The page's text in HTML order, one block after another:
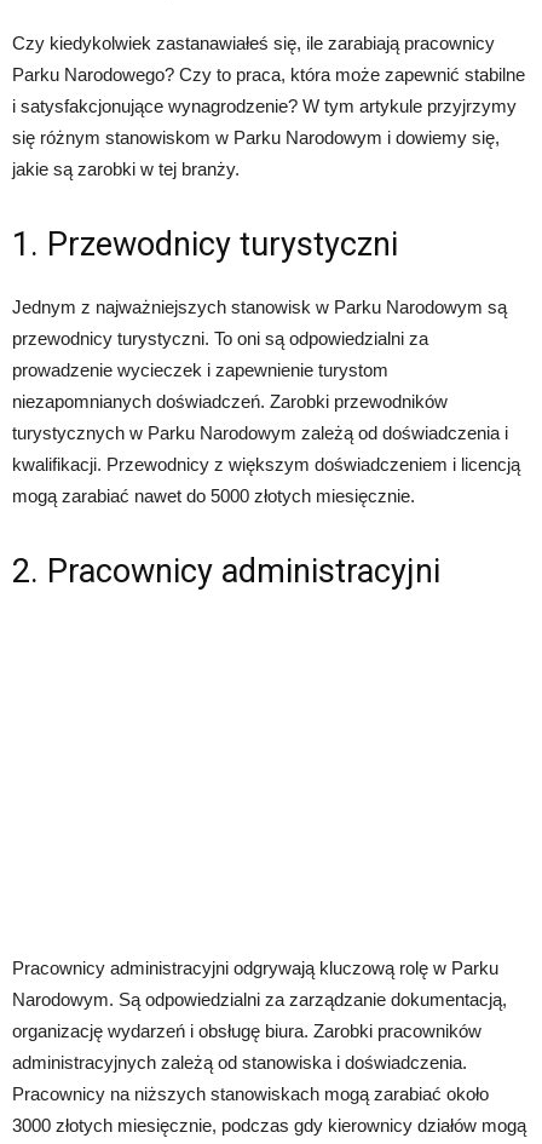
Czy kiedykolwiek zastanawiałeś się, ile zarabiają pracownicy
Parku Narodowego? Czy to praca, która może zapewnić stabilne
i satysfakcjonujące wynagrodzenie? W tym artykule przyjrzymy
się różnym stanowiskom w Parku Narodowym i dowiemy się,
jakie są zarobki w tej branży.
1. Przewodnicy turystyczni
Jednym z najważniejszych stanowisk w Parku Narodowym są
przewodnicy turystyczni. To oni są odpowiedzialni za
prowadzenie wycieczek i zapewnienie turystom
niezapomnianych doświadczeń. Zarobki przewodników
turystycznych w Parku Narodowym zależą od doświadczenia i
kwalifikacji. Przewodnicy z większym doświadczeniem i licencją
mogą zarabiać nawet do 5000 złotych miesięcznie.
2. Pracownicy administracyjni
Pracownicy administracyjni odgrywają kluczową rolę w Parku
Narodowym. Są odpowiedzialni za zarządzanie dokumentacją,
organizację wydarzeń i obsługę biura. Zarobki pracowników
administracyjnych zależą od stanowiska i doświadczenia.
Pracownicy na niższych stanowiskach mogą zarabiać około
3000 złotych miesięcznie, podczas gdy kierownicy działów mogą